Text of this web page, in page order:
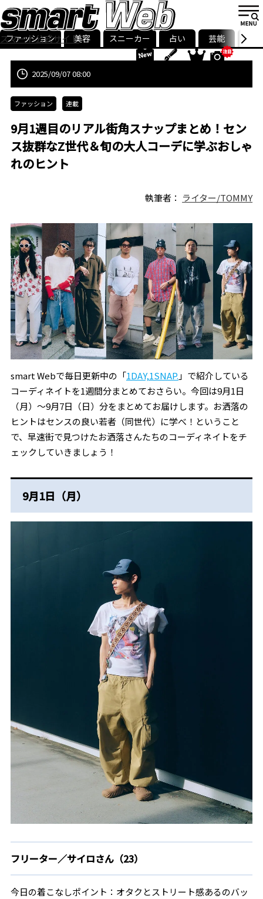
スマート公式サイト
smart最新号
記事一覧ランキング
ストリ
ファッション 美容 スニーカー 占い 芸能 グル
2025/09/07 08:00
ファッション 連載
9月1週目のリアル街角スナップまとめ！セン
ス抜群なZ世代＆旬の大人コーデに学ぶおしゃ
れのヒント
執筆者： ライター/TOMMY
smart Webで毎日更新中の「1DAY,1SNAP. 」で紹介している
コーディネイトを1週間分まとめておさらい。今回は9月1日
（月）～9月7日（日）分をまとめてお届けします。お洒落の
ヒントはセンスの良い若者（同世代）に学べ！ということ
で、早速街で見つけたお洒落さんたちのコーディネイトをチ
ェックしていきましょう！
9月1日（月）
フリーター／サイロさん（23）
今日の着こなしポイント：オタクとストリート感あるのバッ